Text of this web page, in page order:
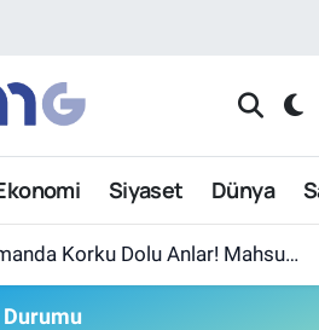
Siyaset Dünya
Dolu Anlar! Mahsur Kalanlar Kurtarıldı